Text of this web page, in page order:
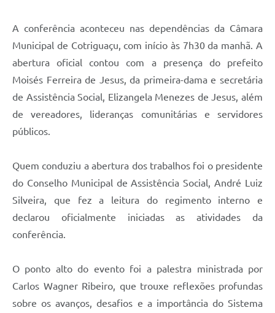
A conferência aconteceu nas dependências da Câmara
Municipal de Cotriguaçu, com início às 7h30 da manhã. A
abertura oficial contou com a presença do prefeito
Moisés Ferreira de Jesus, da primeira-dama e secretária
de Assistência Social, Elizangela Menezes de Jesus, além
de vereadores, lideranças comunitárias e servidores
públicos.
Quem conduziu a abertura dos trabalhos foi o presidente
do Conselho Municipal de Assistência Social, André Luiz
Silveira, que fez a leitura do regimento interno e
declarou oficialmente iniciadas as atividades da
conferência.
O ponto alto do evento foi a palestra ministrada por
Carlos Wagner Ribeiro, que trouxe reflexões profundas
sobre os avanços, desafios e a importância do Sistema